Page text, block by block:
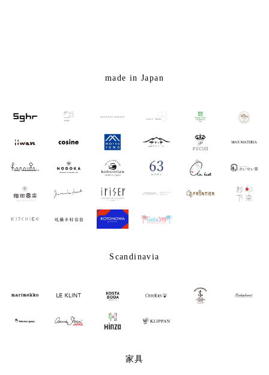
made in Japan
Scandinavia
家具